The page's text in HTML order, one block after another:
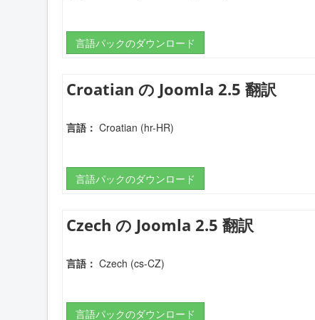
言語パックのダウンロード
Croatian の Joomla 2.5 翻訳
言語： Croatian (hr-HR)
言語パックのダウンロード
Czech の Joomla 2.5 翻訳
言語： Czech (cs-CZ)
言語パックのダウンロード